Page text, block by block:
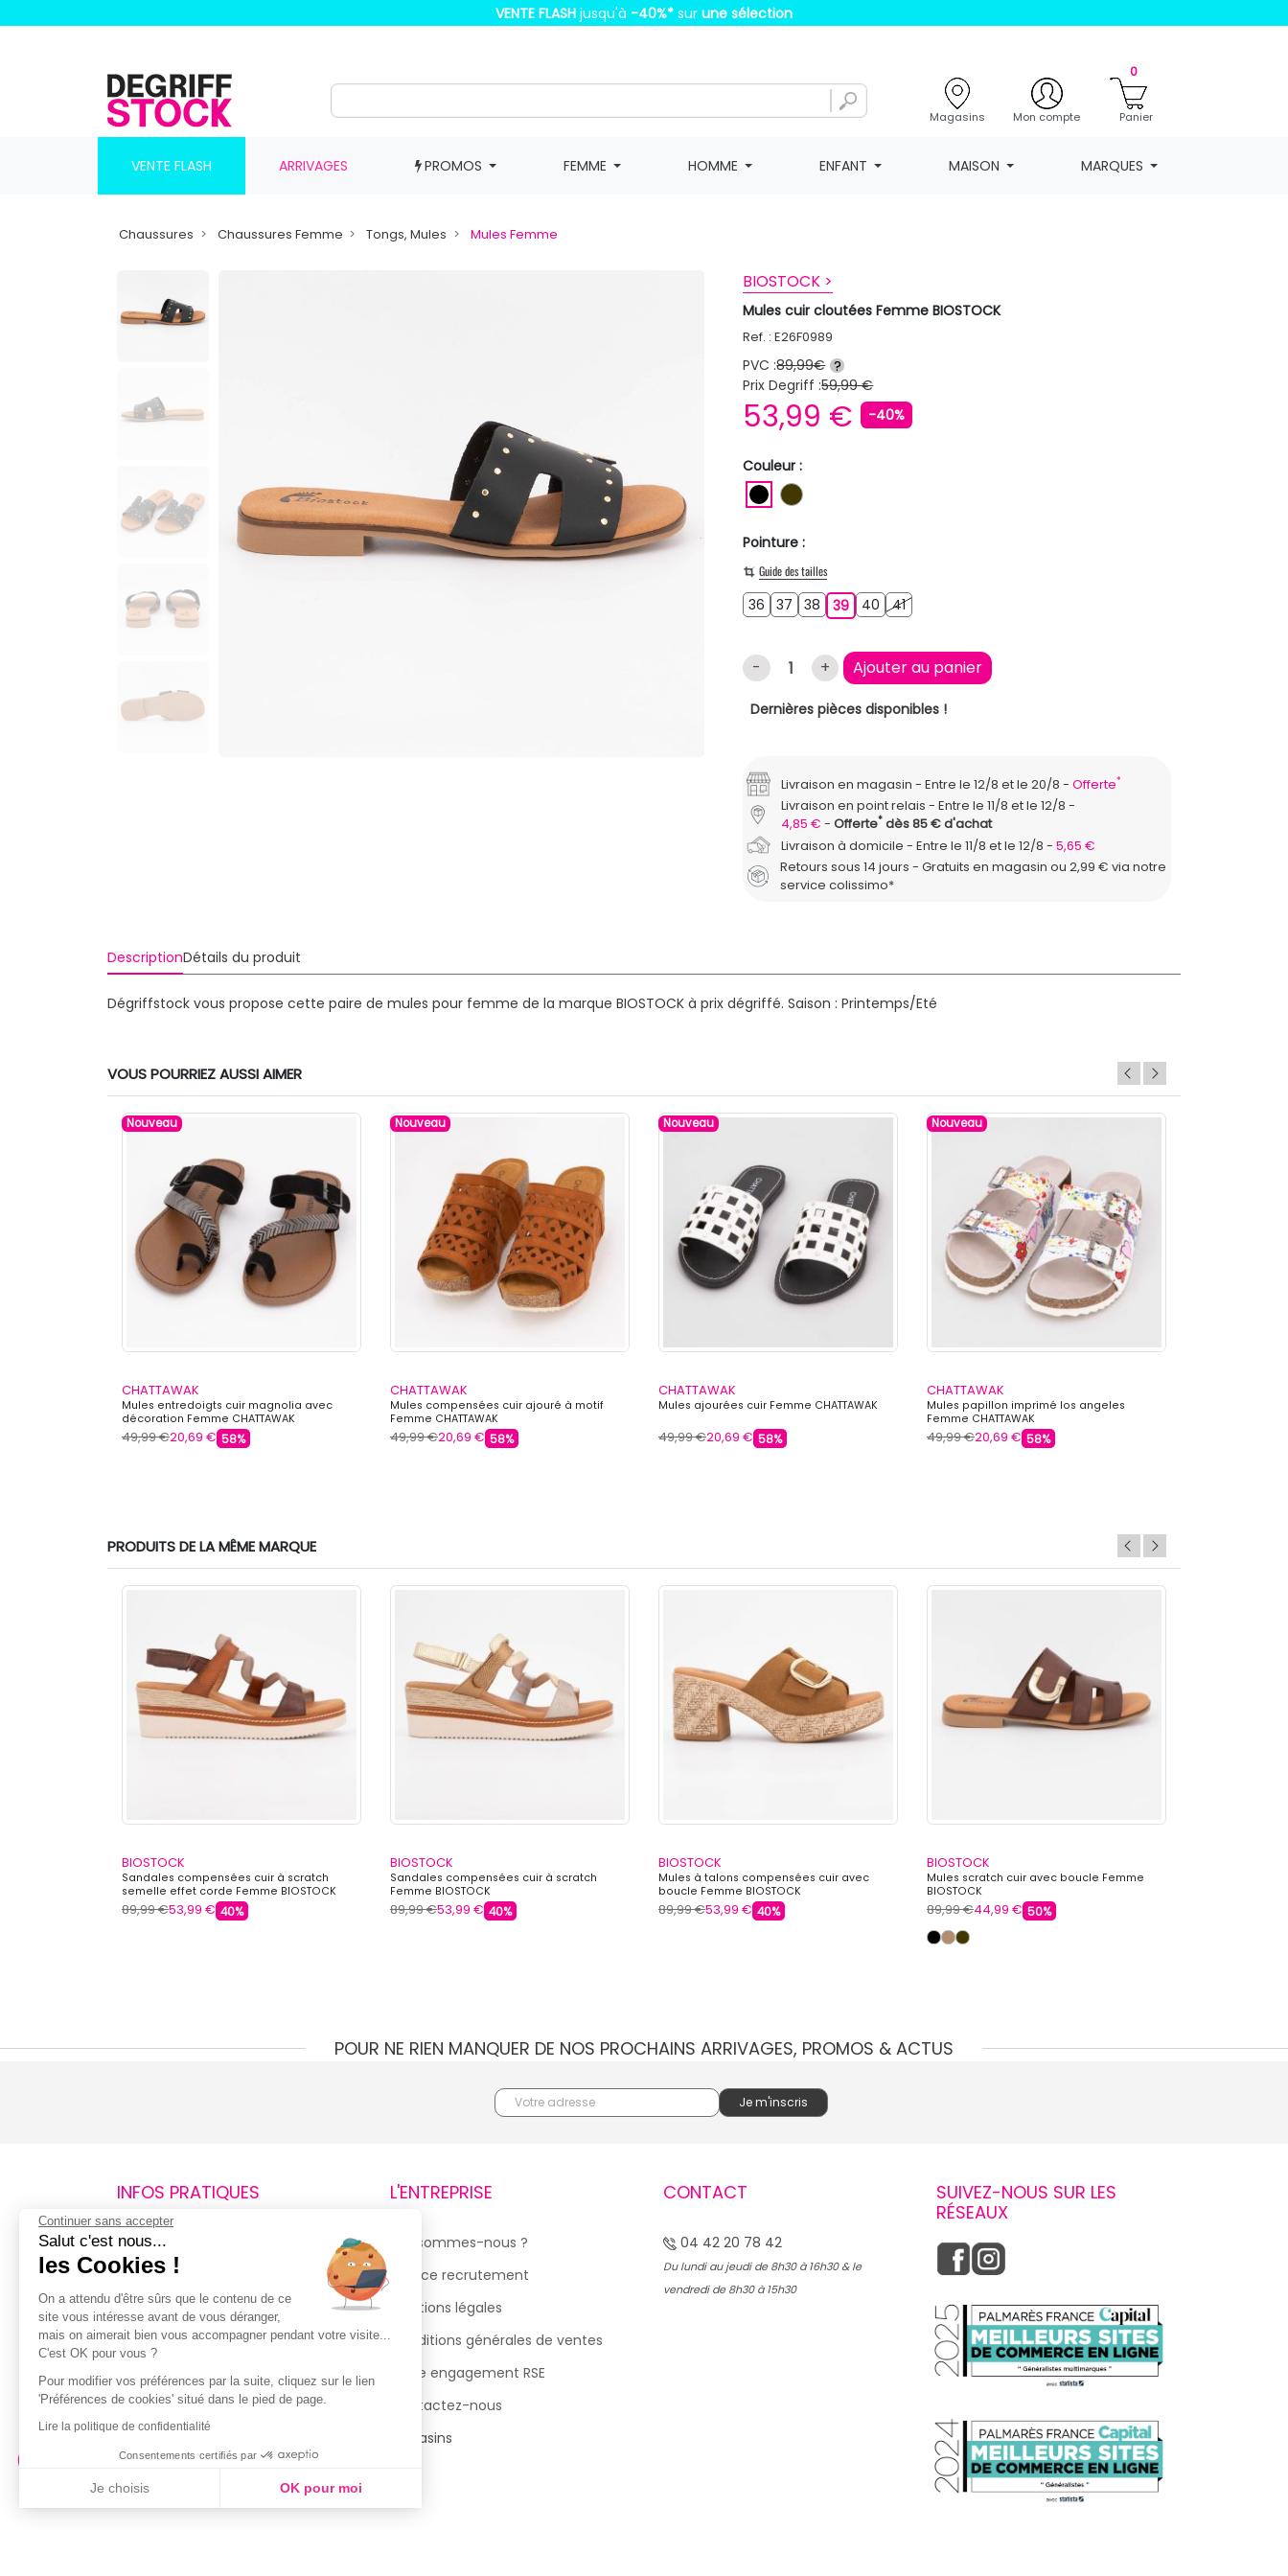
VENTE FLASH jusqu'à -40%* sur une sélection
Magasins Mon compte
0
Panier
VENTE FLASH ARRIVAGES PROMOS FEMME HOMME ENFANT MAISON MARQUES
Chaussures Chaussures Femme Tongs, Mules Mules Femme
BIOSTOCK >
Mules cuir cloutées Femme BIOSTOCK
Ref. : E26F0989
PVC :89,99€ ?
Prix Degriff :59,99 €
53,99 € -40%
Couleur :
NOIRMARRON FONCE
Pointure :
Guide des tailles
36 3637 3738 38393940 404141
- + Ajouter au panier
Dernières pièces disponibles !
Livraison en magasin Entre le 12/8 et le 20/8 Offerte*
Livraison en point relais
Entre le 11/8 et le 12/8
4,85 €
Offerte*dès 85 € d'achat
Livraison à domicile
Entre le 11/8 et le 12/8
5,65 €
Retours sous 14 jours - Gratuits en magasin ou 2,99 € via notre
service colissimo*
DescriptionDétails du produit
Dégriffstock vous propose cette paire de mules pour femme de la marque BIOSTOCK à prix dégriffé. Saison : Printemps/Eté
VOUS POURRIEZ AUSSI AIMER
Nouveau
CHATTAWAK
Mules entredoigts cuir magnolia avec
décoration Femme CHATTAWAK
49,99 €20,69 € 58%
Nouveau
CHATTAWAK
Mules compensées cuir ajouré à motif
Femme CHATTAWAK
49,99 €20,69 € 58%
Nouveau
CHATTAWAK
Mules ajourées cuir Femme CHATTAWAK
49,99 €20,69 € 58%
Nouveau
CHATTAWAK
Mules papillon imprimé los angeles
Femme CHATTAWAK
49,99 €20,69 € 58%
PRODUITS DE LA MÊME MARQUE
BIOSTOCK
Sandales compensées cuir à scratch
semelle effet corde Femme BIOSTOCK
89,99 €53,99 € 40%
BIOSTOCK
Sandales compensées cuir à scratch
Femme BIOSTOCK
89,99 €53,99 € 40%
BIOSTOCK
Mules à talons compensées cuir avec
boucle Femme BIOSTOCK
89,99 €53,99 € 40%
BIOSTOCK
Mules scratch cuir avec boucle Femme
BIOSTOCK
89,99 €44,99 € 50%
POUR NE RIEN MANQUER DE NOS PROCHAINS ARRIVAGES, PROMOS & ACTUS
INFOS PRATIQUES
Retours et remboursements
Suivi de commande
Livraisons
Guide des tailles
Politique de confidentialité
Conditions générales d’utilisation
de la Carte de Fidélité
L'ENTREPRISE
Qui sommes-nous ?
Espace recrutement
Mentions légales
Conditions générales de ventes
Notre engagement RSE
Contactez-nous
Magasins
CONTACT
04 42 20 78 42
Du lundi au jeudi de 8h30 à 16h30 & le
vendredi de 8h30 à 15h30
SUIVEZ-NOUS SUR LES
RÉSEAUX
Continuer sans accepter
Salut c'est nous...
les Cookies !
On a attendu d'être sûrs que le contenu de ce
site vous intéresse avant de vous déranger,
mais on aimerait bien vous accompagner pendant votre visite...
C'est OK pour vous ?
Pour modifier vos préférences par la suite, cliquez sur le lien
'Préférences de cookies' situé dans le pied de page.
Lire la politique de confidentialité
Consentements certifiés par
Je choisis OK pour moi